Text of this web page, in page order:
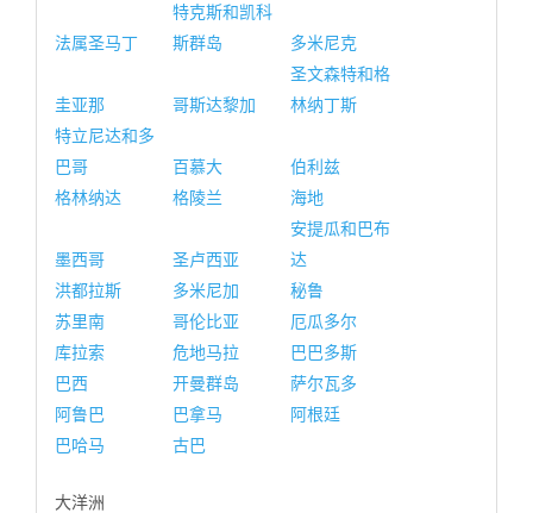
法属圣马丁
特克斯和凯科
斯群岛
多米尼克
圭亚那 哥斯达黎加
圣文森特和格
林纳丁斯
特立尼达和多
巴哥
百慕大
伯利兹
格林纳达
格陵兰 海地
墨西哥 圣卢西亚
安提瓜和巴布
达
洪都拉斯
多米尼加
秘鲁
苏里南
哥伦比亚
厄瓜多尔
库拉索
危地马拉
巴巴多斯
巴西
开曼群岛
萨尔瓦多
阿鲁巴
巴拿马
阿根廷
巴哈马
古巴
大洋洲